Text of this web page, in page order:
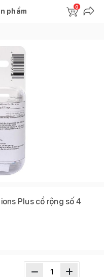
phẩm
0
Plus cổ rộng số 4